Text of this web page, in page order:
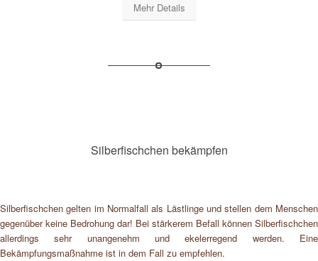
Mehr Details
Silberfischchen bekämpfen
Silberfischchen gelten im Normalfall als Lästlinge und stellen dem Menschen
gegenüber keine Bedrohung dar! Bei stärkerem Befall können Silberfischchen
allerdings sehr unangenehm und ekelerregend werden. Eine
Bekämpfungsmaßnahme ist in dem Fall zu empfehlen.